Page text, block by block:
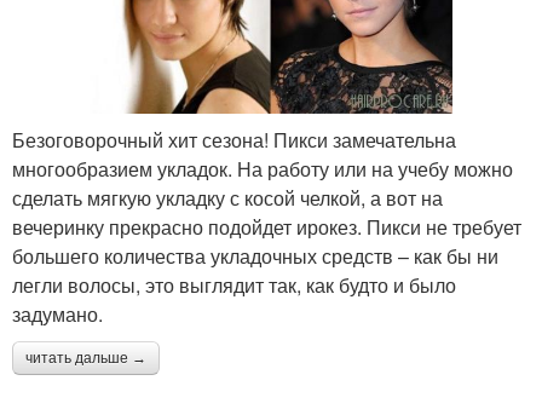
Безоговорочный хит сезона! Пикси замечательна
многообразием укладок. На работу или на учебу можно
сделать мягкую укладку с косой челкой, а вот на
вечеринку прекрасно подойдет ирокез. Пикси не требует
большего количества укладочных средств – как бы ни
легли волосы, это выглядит так, как будто и было
задумано.
читать дальше →